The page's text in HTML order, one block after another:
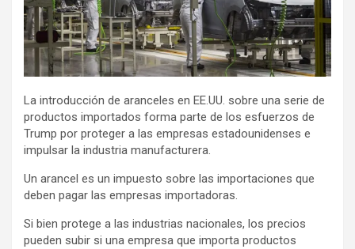
La introducción de aranceles en EE.UU. sobre una serie de
productos importados forma parte de los esfuerzos de
Trump por proteger a las empresas estadounidenses e
impulsar la industria manufacturera.
Un arancel es un impuesto sobre las importaciones que
deben pagar las empresas importadoras.
Si bien protege a las industrias nacionales, los precios
pueden subir si una empresa que importa productos